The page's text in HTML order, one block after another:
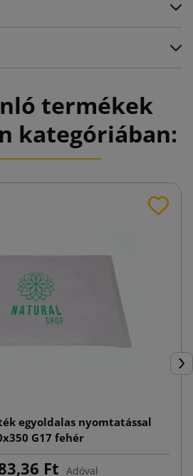
termékek
kategóriában:
egyoldalas nyomtatással
G17 fehér
Ft Adóval